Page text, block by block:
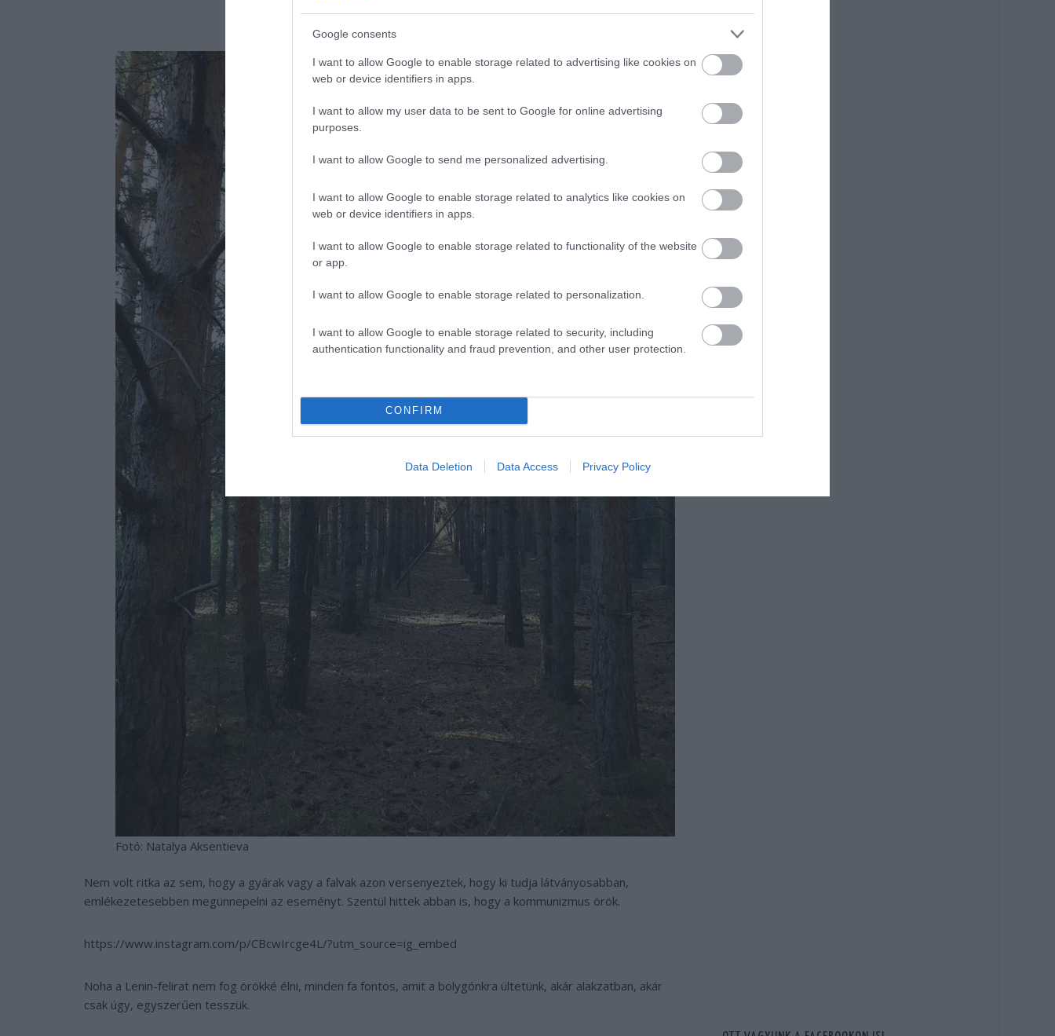
Google consents
I want to allow Google to enable storage related to advertising like cookies on
web or device identifiers in apps.
I want to allow my user data to be sent to Google for online advertising
purposes.
I want to allow Google to send me personalized advertising.
I want to allow Google to enable storage related to analytics like cookies on
web or device identifiers in apps.
I want to allow Google to enable storage related to functionality of the website
or app.
I want to allow Google to enable storage related to personalization.
I want to allow Google to enable storage related to security, including
authentication functionality and fraud prevention, and other user protection.
CONFIRM
Data Deletion Data Access Privacy Policy
Fotó: Natalya Aksentieva
Nem volt ritka az sem, hogy a gyárak vagy a falvak azon versenyeztek, hogy ki tudja látványosabban,
emlékezetesebben megünnepelni az eseményt. Szentül hittek abban is, hogy a kommunizmus örök.
https://www.instagram.com/p/CBcwIrcge4L/?utm_source=ig_embed
Noha a Lenin-felirat nem fog örökké élni, minden fa fontos, amit a bolygónkra ültetünk, akár alakzatban, akár
csak úgy, egyszerűen tesszük.